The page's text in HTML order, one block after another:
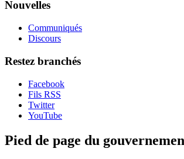
Nouvelles
Communiqués
Discours
Restez branchés
Facebook
Fils RSS
Twitter
YouTube
Pied de page du